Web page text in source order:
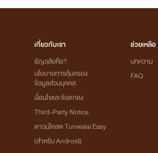
เกี่ยวกับเรา
ธัญวลัยคือ?
นโยบายการคุ้มครอง
ข้อมูลส่วนบุคคล
เงื่อนไขและข้อตกลง
Third-Party Notice
ดาวน์โหลด Tunwalai Easy
(สำหรับ Android)
ช่วยเหลือ
บทความ
FAQ